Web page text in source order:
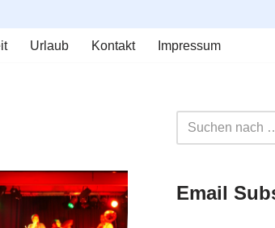
Urlaub Kontakt Impressum
Email